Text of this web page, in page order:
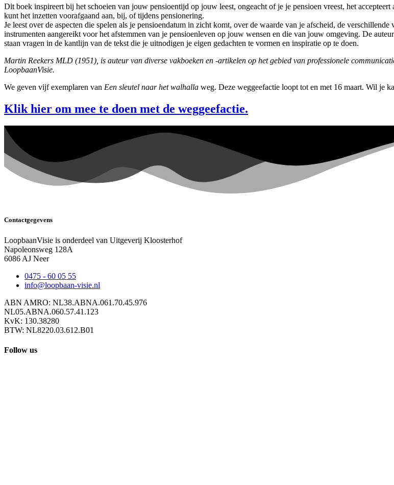
Dit boek inspireert bij het schoeien van jouw pensioentijd op jouw leest, ongeacht of je je pensioen vreest, het
kunt het inzetten voorafgaand aan, bij, of tijdens pensionering.
Je leest over de aspecten die spelen als je pensioendatum in zicht komt, over de waarde van je afscheid, de
instrumenten aangereikt voor het afstemmen van je pensioenleven op jouw wensen en die van jouw omgeving. De
staan vragen in de kantlijn van de tekst die je uitnodigen je eigen gedachten te vormen en inspiratie op te doen.
Martin Reekers MLD (1951), is auteur van diverse vakboeken en -artikelen op het gebied van professionele
LoopbaanVisie.
We geven vijf exemplaren van Een sleutel naar het walhalla weg. Deze weggeefactie loopt tot en met 16 maart. Wil je
Klik hier om mee te doen met de weggeefactie.
Contactgegevens
LoopbaanVisie is onderdeel van Uitgeverij Kloosterhof
Napoleonsweg 128A
6086 AJ Neer
0475 - 60 05 55
info@loopbaan-visie.nl
ABN AMRO: NL38.ABNA.061.70.45.976
NL05.ABNA.060.57.41.123
KvK: 130.38280
BTW: NL8220.03.612.B01
Follow us